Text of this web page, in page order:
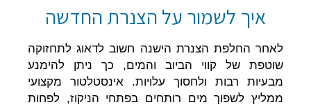
איך לשמור על הצנרת החדשה
לאחר החלפת הצנרת הישנה חשוב לדאוג לתחזוקה
שוטפת של קווי הביוב והמים, כך ניתן להימנע
מבעיות רבות ולחסוך עלויות. אינסטלטור מקצועי
ממליץ לשפוך מים רותחים בפתחי הניקוז, לפחות